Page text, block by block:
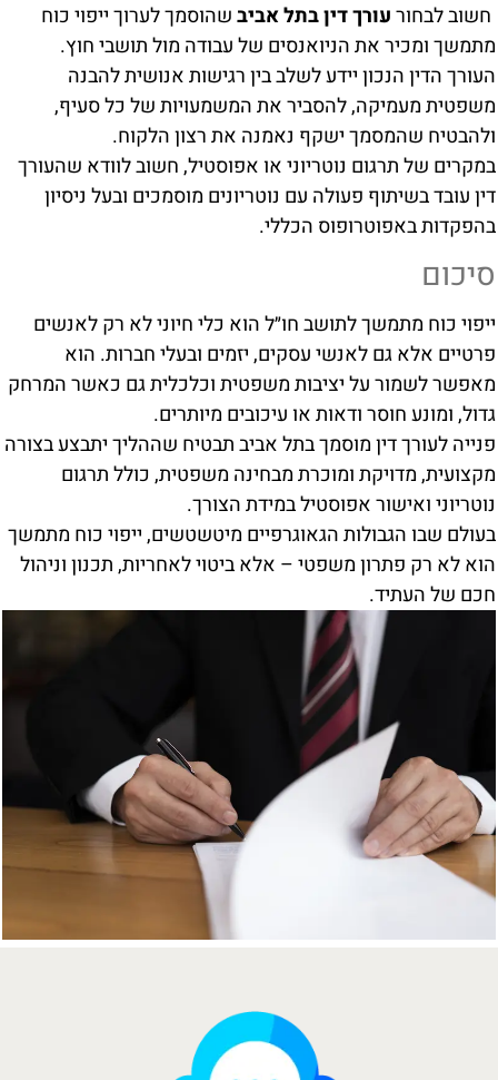
חשוב לבחורעורך דין בתל אביבשהוסמך לערוך ייפוי כוח
מתמשך ומכיר את הניואנסים של עבודה מול תושבי חוץ.
העורך הדין הנכון יידע לשלב בין רגישות אנושית להבנה
משפטית מעמיקה, להסביר את המשמעויות של כל סעיף,
ולהבטיח שהמסמך ישקף נאמנה את רצון הלקוח.
במקרים של תרגום נוטריוני או אפוסטיל, חשוב לוודא שהעורך
דין עובד בשיתוף פעולה עם נוטריונים מוסמכים ובעל ניסיון
בהפקדות באפוטרופוס הכללי.
סיכום
ייפוי כוח מתמשך לתושב חו״ל הוא כלי חיוני לא רק לאנשים
פרטיים אלא גם לאנשי עסקים, יזמים ובעלי חברות. הוא
מאפשר לשמור על יציבות משפטית וכלכלית גם כאשר המרחק
גדול, ומונע חוסר ודאות או עיכובים מיותרים.
פנייה לעורך דין מוסמך בתל אביב תבטיח שההליך יתבצע בצורה
מקצועית, מדויקת ומוכרת מבחינה משפטית, כולל תרגום
נוטריוני ואישור אפוסטיל במידת הצורך.
בעולם שבו הגבולות הגאוגרפיים מיטשטשים, ייפוי כוח מתמשך
הוא לא רק פתרון משפטי – אלא ביטוי לאחריות, תכנון וניהול
חכם של העתיד.